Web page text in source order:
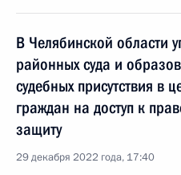
В Челябинской области
районных суда и
судебных присутствия в
граждан на доступ к
защиту
29 декабря 2022 года, 17:40